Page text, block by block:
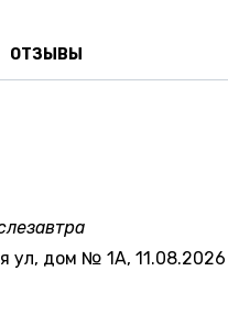
ОТЗЫВЫ
ул, дом № 1А,